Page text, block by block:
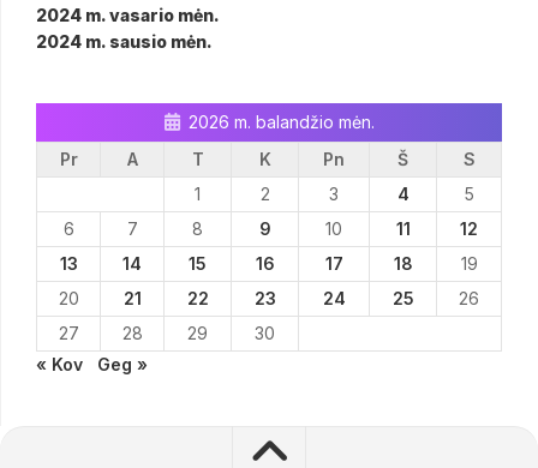
2024 m. vasario mėn.
2024 m. sausio mėn.
2026 m. balandžio mėn.
Pr
A T K Pn Š
S
1
2 3 4
5
6
7 8 9 10 11
12
13
14 15 16 17 18
19
20
21 22 23 24 25
26
27
28 29
30
« Kov
Geg »